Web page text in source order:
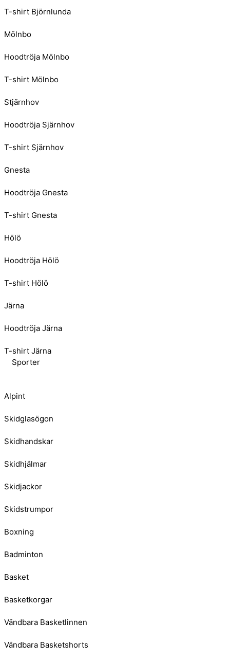
T-shirt Björnlunda
Mölnbo
Hoodtröja Mölnbo
T-shirt Mölnbo
Stjärnhov
Hoodtröja Sjärnhov
T-shirt Sjärnhov
Gnesta
Hoodtröja Gnesta
T-shirt Gnesta
Hölö
Hoodtröja Hölö
T-shirt Hölö
Järna
Hoodtröja Järna
T-shirt Järna
Sporter
Alpint
Skidglasögon
Skidhandskar
Skidhjälmar
Skidjackor
Skidstrumpor
Boxning
Badminton
Basket
Basketkorgar
Vändbara Basketlinnen
Vändbara Basketshorts